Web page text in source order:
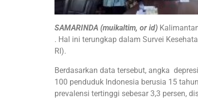
SAMARINDA (muikaltim, or id)
. Hal ini terungkap dalam Survei
RI).
Berdasarkan data tersebut, angka
100 penduduk Indonesia berusia 15
prevalensi tertinggi sebesar 3,3 persen,